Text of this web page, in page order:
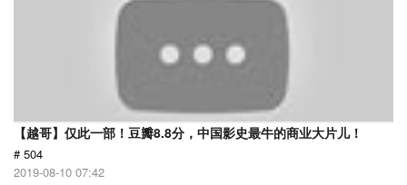
【越哥】仅此一部！豆瓣8.8分，中国影史最牛的商业大片儿！
# 504
2019-08-10 07:42